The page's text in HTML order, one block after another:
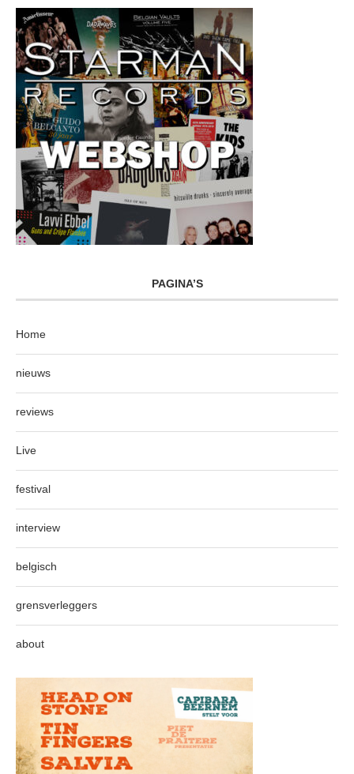
PAGINA’S
Home
nieuws
reviews
Live
festival
interview
belgisch
grensverleggers
about